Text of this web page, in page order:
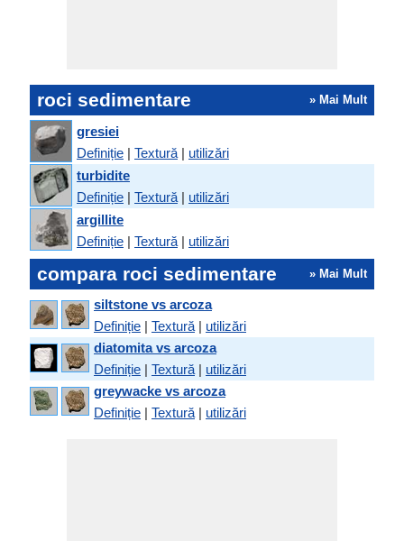
roci sedimentare » Mai Mult
gresiei
Definiție | Textură | utilizări
turbidite
Definiție | Textură | utilizări
argillite
Definiție | Textură | utilizări
compara roci sedimentare » Mai Mult
siltstone vs arcoza
Definiție | Textură | utilizări
diatomita vs arcoza
Definiție | Textură | utilizări
greywacke vs arcoza
Definiție | Textură | utilizări